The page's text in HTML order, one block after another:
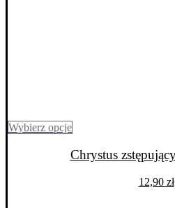
Wybierz opcje
ma
wiele
Chrystus
12,90 zł